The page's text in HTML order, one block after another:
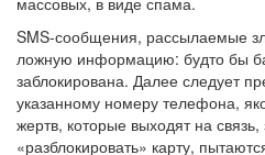
SMS-сообщения, рассылаемые
ложную информацию: будто бы
заблокирована. Далее следует
указанному номеру телефона,
жертв, которые выходят на
«разблокировать» карту,